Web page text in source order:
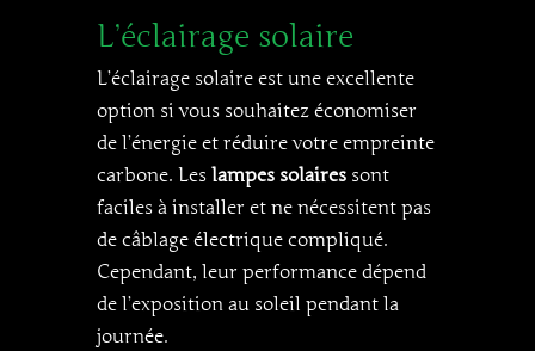
L’éclairage solaire
L’éclairage solaire est une excellente
option si vous souhaitez économiser
de l’énergie et réduire votre empreinte
carbone. Les lampes solaires sont
faciles à installer et ne nécessitent pas
de câblage électrique compliqué.
Cependant, leur performance dépend
de l’exposition au soleil pendant la
journée.